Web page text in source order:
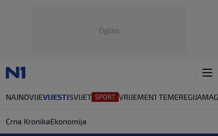
Oglas
NAJNOVIJEVIJESTISVIJET VRIJEMEN1 TEMEREGIJA
Crna KronikaEkonomija